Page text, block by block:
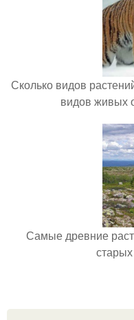
Сколько видов
видов живых
Самые древние